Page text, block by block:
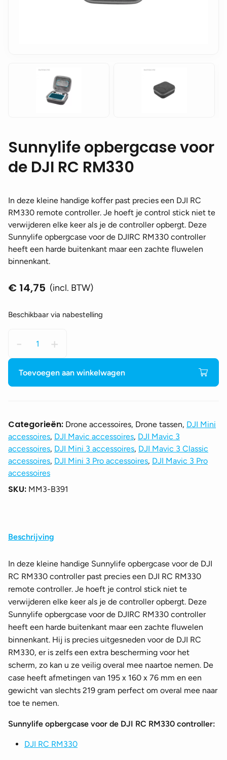
Sunnylife opbergcase voor
de DJI RC RM330
In deze kleine handige koffer past precies een DJI RC
RM330 remote controller. Je hoeft je control stick niet te
verwijderen elke keer als je de controller opbergt. Deze
Sunnylife opbergcase voor de DJIRC RM330 controller
heeft een harde buitenkant maar een zachte fluwelen
binnenkant.
€ 14,75 (incl. BTW)
Beschikbaar via nabestelling
-
opbergcase
voor
DJI
aantal
+
Toevoegen aan winkelwagen
Categorieën: Drone accessoires, Drone tassen, DJI Mini
accessoires, DJI Mavic accessoires, DJI Mavic 3
accessoires, DJI Mini 3 accessoires, DJI Mavic 3 Classic
accessoires, DJI Mini 3 Pro accessoires, DJI Mavic 3 Pro
accessoires
SKU: MM3-B391
Beschrijving
In deze kleine handige Sunnylife opbergcase voor de DJI
RC RM330 controller past precies een DJI RC RM330
remote controller. Je hoeft je control stick niet te
verwijderen elke keer als je de controller opbergt. Deze
Sunnylife opbergcase voor de DJIRC RM330 controller
heeft een harde buitenkant maar een zachte fluwelen
binnenkant. Hij is precies uitgesneden voor de DJI RC
RM330, er is zelfs een extra bescherming voor het
scherm, zo kan u ze veilig overal mee naartoe nemen. De
case heeft afmetingen van 195 x 160 x 76 mm en een
gewicht van slechts 219 gram perfect om overal mee naar
toe te nemen.
Sunnylife opbergcase voor de DJI RC RM330 controller:
DJI RC RM330